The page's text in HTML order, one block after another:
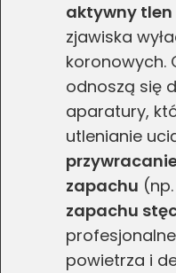
aktywny tlen
zjawiska
koronowych.
odnoszą się
aparatury,
utlenianie
zapachu (np.
zapachu
powietrza i